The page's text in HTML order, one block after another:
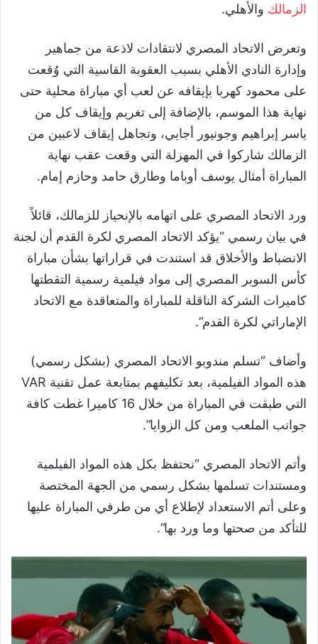
الزمالك والأهلي.
وتعرض الاتحاد المصري لانتقادات لاذعة من جماهير
وإدارة النادي الأهلي بسبب العقوبة القاسية التي وُقعت
على محمود كهربا بإيقافه عن لعب أي مباراة محلية حتى
نهاية هذا الموسم، بالإضافة إلى تغريم وإيقاف كل من
ياسر إبراهيم وجونيور أجايي، وتجاهل إيقاف لاعبين من
الزمالك شاركوا في المهزلة التي وقعت عقب نهاية
المباراة أمثال يوسف أوباما وطارق حامد وحازم إمام.
ورد الاتحاد المصري على اتهامه بالإنحياز للزمالك، قائلاً
في بيان رسمي “يؤكد الاتحاد المصري لكرة القدم أن لجنة
الانضباط والأخلاق قد استندت في قراراتها بشأن مباراة
كأس السوبر المصري إلى مواد فيلمية رسمية التقطتها
كاميرات الشركة الناقلة للمباراة والمتعاقدة مع الاتحاد
الإماراتي لكرة القدم”.
وأضاف “تسلم مندوبو الاتحاد المصري (بشكل رسمي)
هذه المواد الفيلمية، بعد تكليفهم بمتابعة عمل تقنية VAR
التي طبقت في المباراة من خلال 16 كاميرا غطت كافة
جوانب الملعب ومن كل الزوايا”.
وأتم الاتحاد المصري “نحتفظ بكل هذه المواد الفيلمية
ومستندات تسلمها بشكل رسمي من الجهة المختصة
وعلى أتم الاستعداد لإطلاع أي من طرفي المباراة عليها
للتأكد من صحتها وما ورد بها”.